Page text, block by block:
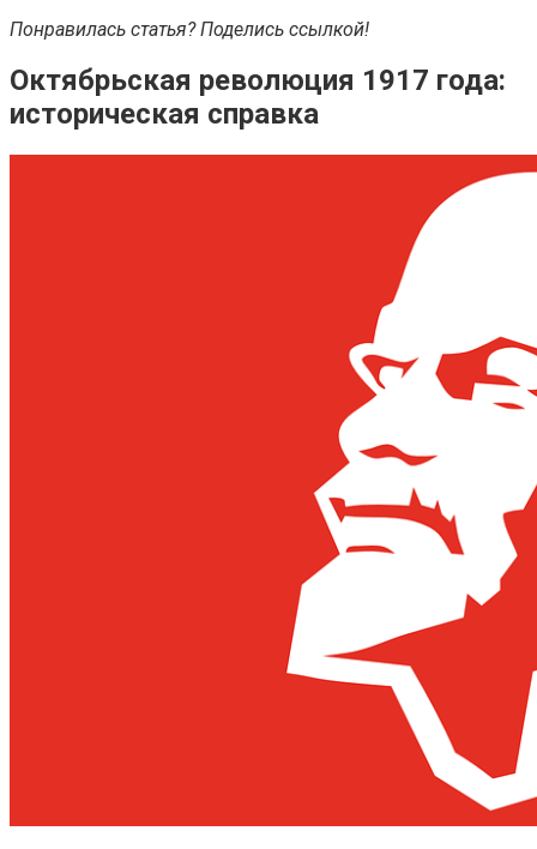
Понравилась статья? Поделись ссылкой!
Октябрьская революция 1917 года:
историческая справка